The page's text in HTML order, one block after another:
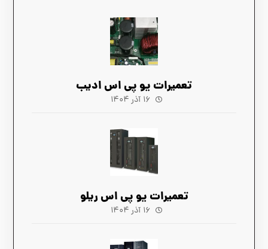
تعمیرات یو پی اس ادیب
۱۶ آذر ۱۴۰۴
تعمیرات یو پی اس ریلو
۱۶ آذر ۱۴۰۴